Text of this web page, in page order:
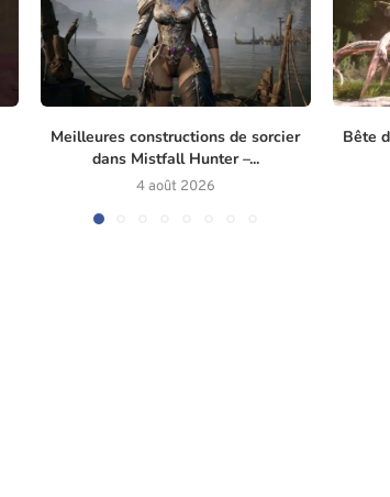
Meilleures constructions de sorcier
dans Mistfall Hunter –...
4 août 2026
Bête